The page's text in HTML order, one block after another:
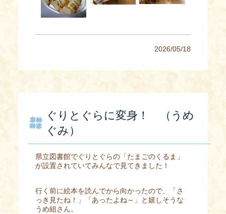
2026/05/18
ぐりとぐらに変身！ （うめ
ぐみ）
県立図書館でぐりとぐらの「たまごのくるま」
が設置されていてみんなで見てきました！
行く前に絵本を読んでから向かったので、「さ
っき見たね！」「あったよね～」と嬉しそうな
うめ組さん。